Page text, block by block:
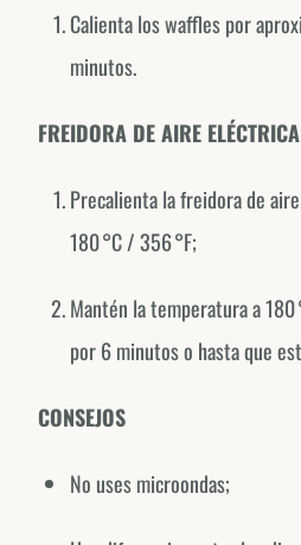
Calienta los waffles por
minutos.
FREIDORA DE AIRE ELÉCTRICA
Precalienta la freidora de
180 °C / 356 °F;
Mantén la temperatura a
por 6 minutos o hasta que
CONSEJOS
No uses microondas;
México
Portugal
Uruguai
@fornodeminasuruguay
@fornodeminasperu